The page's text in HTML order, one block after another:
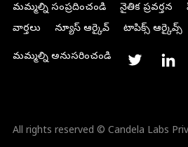
మమ్మల్ని సంప్రదించండి
నైతిక ప్రవర్తన
వార్తలు
న్యూస్ ఆర్కైవ్ టాపిక్స్ ఆర్కైవ్స్
మమ్మల్ని అనుసరించండి
All rights reserved © Candela Labs